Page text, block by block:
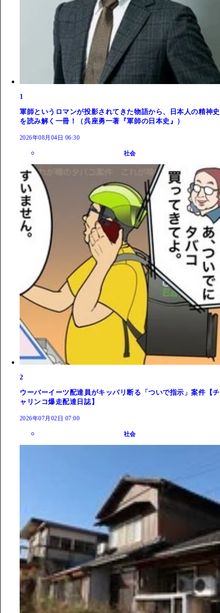
1
軍師というロマンが投影されてきた物語から、日本人の精神史
を読み解く一冊！（呉座勇一著『軍師の日本史』）
2026年08月04日 06:30
社会
2
ウーバーイーツ配達員がキッパリ断る「ついで指示」案件【チ
ャリンコ爆走配達日誌】
2026年07月02日 07:00
社会